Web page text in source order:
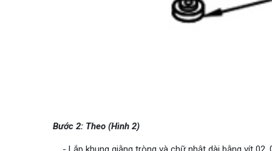
Bước 2: Theo (Hình 2)